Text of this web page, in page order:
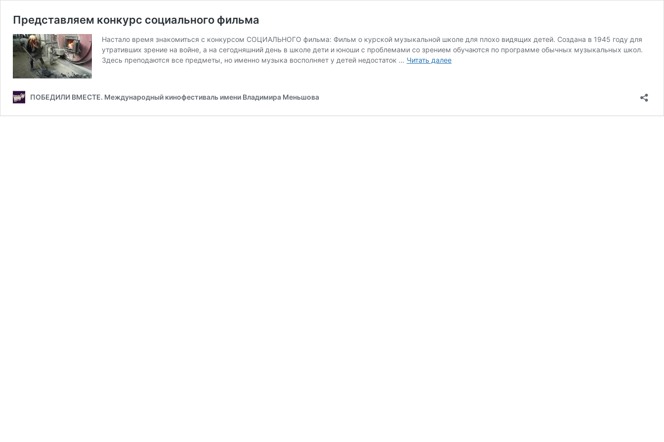
Представляем конкурс социального фильма
Настало время знакомиться с конкурсом СОЦИАЛЬНОГО фильма: Фильм о курской музыкальной школе для плохо видящих детей. Cоздана в 1945 году для
утративших зрение на войне, а на сегодняшний день в школе дети и юноши с проблемами со зрением обучаются по программе обычных музыкальных школ.
Здесь преподаются все предметы, но именно музыка восполняет у детей недостаток … Читать далееПредставляем
ПОБЕДИЛИ ВМЕСТЕ. Международный кинофестиваль имени Владимира Меньшова